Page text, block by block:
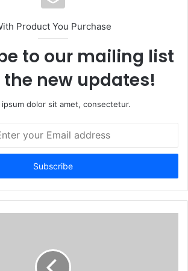
i
e
Product You Purchase
to our mailing list
new updates!
ipsum dolor sit amet, consectetur.